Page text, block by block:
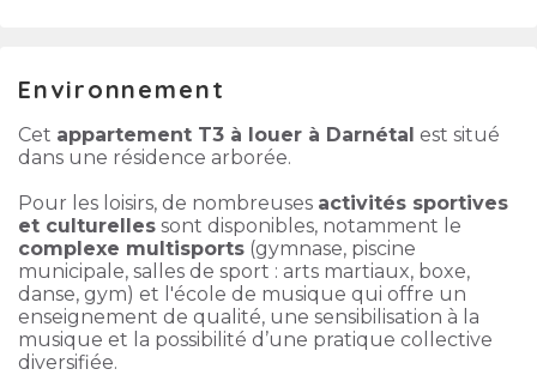
Environnement
Cet appartement T3 à louer à Darnétal est situé
dans une résidence arborée.
Pour les loisirs, de nombreuses activités sportives
et culturelles sont disponibles, notamment le
complexe multisports (gymnase, piscine
municipale, salles de sport : arts martiaux, boxe,
danse, gym) et l'école de musique qui offre un
enseignement de qualité, une sensibilisation à la
musique et la possibilité d’une pratique collective
diversifiée.